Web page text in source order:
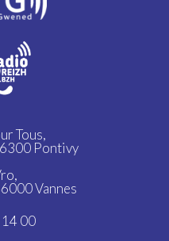
Tous,
Pontivy
Vannes
00